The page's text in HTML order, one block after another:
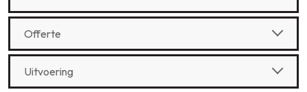
Offerte
Uitvoering